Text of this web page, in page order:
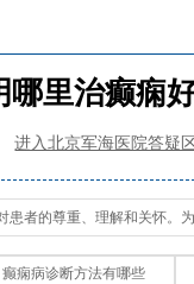
哪里治癫痫
进入北京军海医院答疑
患者的尊重、理解和关怀。
癫痫病诊断方法有哪些